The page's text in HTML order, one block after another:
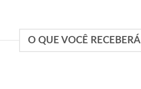
O QUE VOCÊ RECEBERÁ